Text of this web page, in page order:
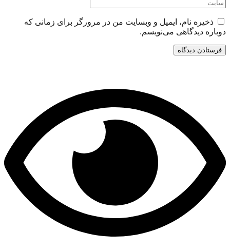
ذخیره نام، ایمیل و وبسایت من در مرورگر برای زمانی که
دوباره دیدگاهی می‌نویسم.